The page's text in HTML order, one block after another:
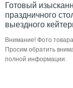
Готовый
праздничного
выездного
Внимание! Фото
Просим обратить
полной информации.